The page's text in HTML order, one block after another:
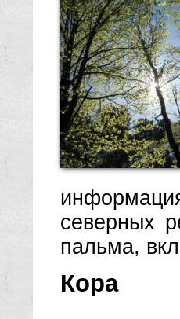
северных
пальма,
Кора